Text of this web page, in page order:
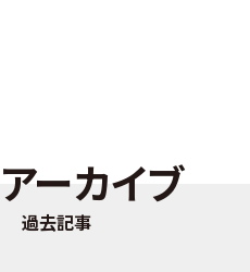
アーカイブ
過去記事